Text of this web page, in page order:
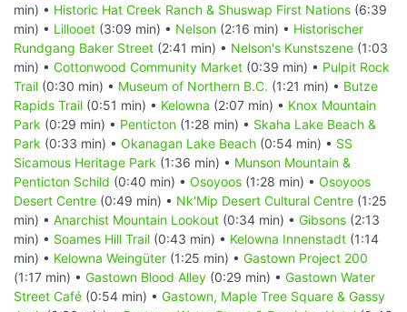
min) • Historic Hat Creek Ranch & Shuswap First Nations (6:39
min) • Lillooet (3:09 min) • Nelson (2:16 min) • Historischer
Rundgang Baker Street (2:41 min) • Nelson's Kunstszene (1:03
min) • Cottonwood Community Market (0:39 min) • Pulpit Rock
Trail (0:30 min) • Museum of Northern B.C. (1:21 min) • Butze
Rapids Trail (0:51 min) • Kelowna (2:07 min) • Knox Mountain
Park (0:29 min) • Penticton (1:28 min) • Skaha Lake Beach &
Park (0:33 min) • Okanagan Lake Beach (0:54 min) • SS
Sicamous Heritage Park (1:36 min) • Munson Mountain &
Penticton Schild (0:40 min) • Osoyoos (1:28 min) • Osoyoos
Desert Centre (0:49 min) • Nk'Mip Desert Cultural Centre (1:25
min) • Anarchist Mountain Lookout (0:34 min) • Gibsons (2:13
min) • Soames Hill Trail (0:43 min) • Kelowna Innenstadt (1:14
min) • Kelowna Weingüter (1:25 min) • Gastown Project 200
(1:17 min) • Gastown Blood Alley (0:29 min) • Gastown Water
Street Café (0:54 min) • Gastown, Maple Tree Square & Gassy